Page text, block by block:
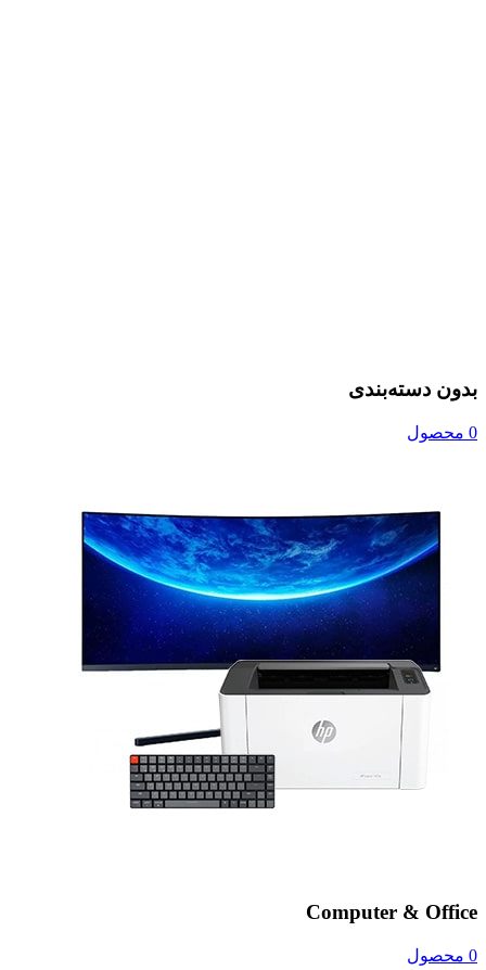
بدون دسته‌بندی
0 محصول
Computer & Office
0 محصول